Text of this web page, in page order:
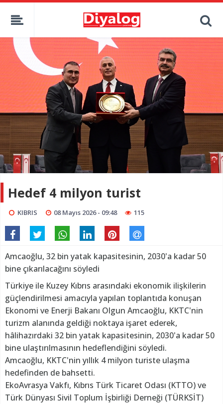
Hedef 4 milyon turist
KIBRIS 08 Mayıs 2026 - 09:48 115
Amcaoğlu, 32 bin yatak kapasitesinin, 2030'a kadar 50
bine çıkarılacağını söyledi
Türkiye ile Kuzey Kıbrıs arasındaki ekonomik ilişkilerin
güçlendirilmesi amacıyla yapılan toplantıda konuşan
Ekonomi ve Enerji Bakanı Olgun Amcaoğlu, KKTC'nin
turizm alanında geldiği noktaya işaret ederek,
hâlihazırdaki 32 bin yatak kapasitesinin, 2030'a kadar 50
bine ulaştırılmasının hedeflendiğini söyledi.
Amcaoğlu, KKTC'nin yıllık 4 milyon turiste ulaşma
hedefinden de bahsetti.
EkoAvrasya Vakfı, Kıbrıs Türk Ticaret Odası (KTTO) ve
Türk Dünyası Sivil Toplum İşbirliği Derneği (TÜRKSİT)